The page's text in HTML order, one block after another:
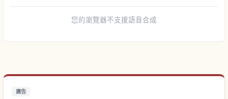
您的瀏覽器不支援語音合成
廣告